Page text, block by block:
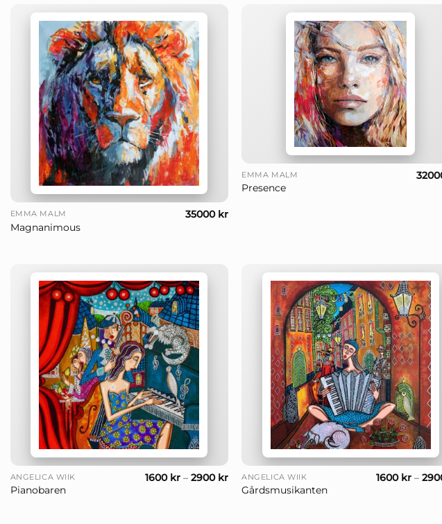
+
EMMA MALM
Magnanimous
35000 kr
EMMA MALM
Presence
+
ANGELICA WIIK
Pianobaren
1600 kr– 2900 kr
+
ANGELICA WIIK
Gårdsmusikanten
1600 kr –